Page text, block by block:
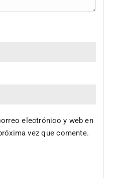
electrónico y web en
vez que comente.